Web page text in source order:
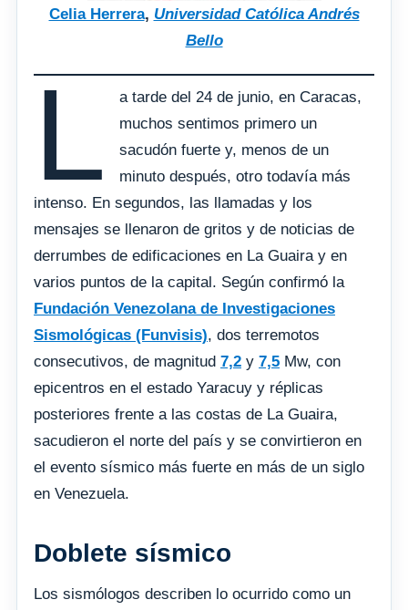
Celia Herrera, Universidad Católica Andrés
Bello
L
a tarde del 24 de junio, en Caracas,
muchos sentimos primero un
sacudón fuerte y, menos de un
minuto después, otro todavía más
intenso. En segundos, las llamadas y los
mensajes se llenaron de gritos y de noticias de
derrumbes de edificaciones en La Guaira y en
varios puntos de la capital. Según confirmó la
Fundación Venezolana de Investigaciones
Sismológicas (Funvisis), dos terremotos
consecutivos, de magnitud 7,2 y 7,5 Mw, con
epicentros en el estado Yaracuy y réplicas
posteriores frente a las costas de La Guaira,
sacudieron el norte del país y se convirtieron en
el evento sísmico más fuerte en más de un siglo
en Venezuela.
Doblete sísmico
Los sismólogos describen lo ocurrido como un